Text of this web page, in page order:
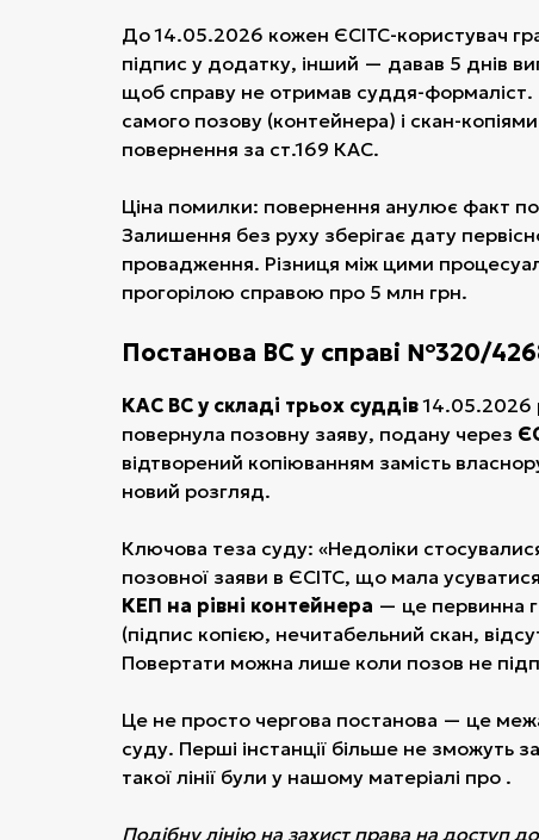
До 14.05.2026 кожен ЄСІТС-користувач
підпис у додатку, інший — давав 5 днів
щоб справу не отримав суддя-формаліст.
самого позову (контейнера) і скан-
повернення за ст.169 КАС.
Ціна помилки: повернення анулює факт
Залишення без руху зберігає дату
провадження. Різниця між цими
прогорілою справою про 5 млн грн.
Постанова ВС у справі №320/
КАС ВС у складі трьох суддів14.05.2026
повернула позовну заяву, подану через
відтворений копіюванням замість
новий розгляд.
Ключова теза суду: «Недоліки
позовної заяви в ЄСІТС, що мала
КЕП на рівні контейнера — це первинна
(підпис копією, нечитабельний скан,
Повертати можна лише коли позов не
Це не просто чергова постанова — це
суду. Перші інстанції більше не зможуть
такої лінії були у нашому матеріалі про .
Подібну лінію на захист права на доступ